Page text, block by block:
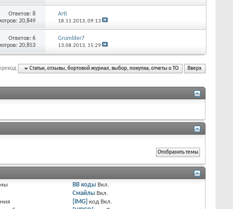
Ответов:8
20,849
Arti
18.11.2013, 09:13
Ответов:6
20,853
Grumbler7
13.08.2013, 15:29
Статьи, отзывы, бортовой журнал, выбор, покупка, отчеты о ТО Вверх
BB коды Вкл.
Смайлы Вкл.
[IMG] код Вкл.